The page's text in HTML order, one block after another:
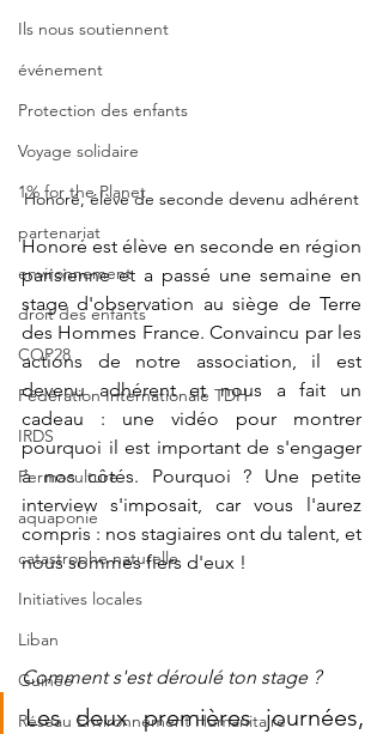
Ils nous soutiennent
événement
Protection des enfants
Voyage solidaire
1% for the Planet
partenariat
environnement
droit des enfants
COP28
Fédération Internationale TDH
IRDS
Permaculture
aquaponie
catastrophe naturelle
Initiatives locales
Liban
Guinée
Réseau Environnement Humanitaire
Honoré, élève de seconde devenu adhérent
Honoré est élève en seconde en région
parisienne et a passé une semaine en
stage d'observation au siège de Terre
des Hommes France. Convaincu par les
actions de notre association, il est
devenu adhérent et nous a fait un
cadeau : une vidéo pour montrer
pourquoi il est important de s'engager
à nos côtés. Pourquoi ? Une petite
interview s'imposait, car vous l'aurez
compris : nos stagiaires ont du talent, et
nous sommes fiers d'eux !
Comment s'est déroulé ton stage ?
Les deux premières journées,